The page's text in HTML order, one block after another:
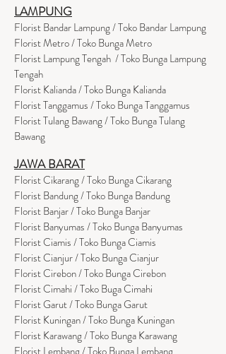
LAMPUNG
Florist Bandar Lampung / Toko Bandar Lampung
Florist Metro / Toko Bunga Metro
Florist Lampung Tengah / Toko Bunga Lampung
Tengah
Florist Kalianda / Toko Bunga Kalianda
Florist Tanggamus / Toko Bunga Tanggamus
Florist Tulang Bawang / Toko Bunga Tulang
Bawang
JAWA BARAT
Florist Cikarang/ Toko Bunga Cikarang
Florist Bandung / Toko Bunga Bandung
Florist Banjar / Toko Bunga Banjar
Florist Banyumas / Toko Bunga Banyumas
Florist Ciamis / Toko Bunga Ciamis
Florist Cianjur / Toko Bunga Cianjur
Florist Cirebon / Toko Bunga Cirebon
Florist Cimahi / Toko Buga Cimahi
Florist Garut / Toko Bunga Garut
Florist Kuningan / Toko Bunga Kuningan
Florist Karawang / Toko Bunga Karawang